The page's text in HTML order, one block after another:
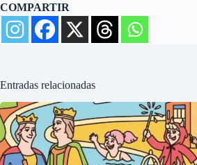
COMPARTIR
Entradas relacionadas